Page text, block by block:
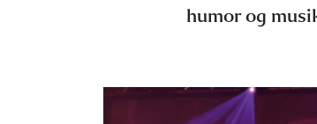
humor og